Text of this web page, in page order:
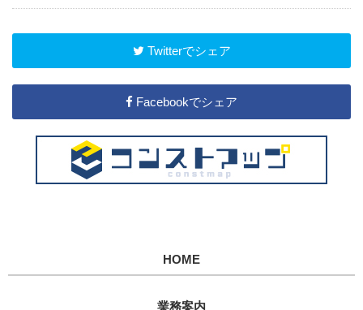
Twitterでシェア
Facebookでシェア
HOME
業務案内